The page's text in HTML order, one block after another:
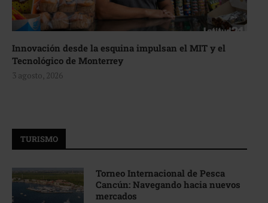
Innovación desde la esquina impulsan el MIT y el
Tecnológico de Monterrey
3 agosto, 2026
TURISMO
Torneo Internacional de Pesca
Cancún: Navegando hacia nuevos
mercados